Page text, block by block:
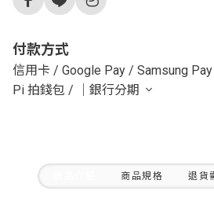
付款方式
信用卡 / Google Pay / Samsung Pay
Pi 拍錢包 / ｜銀行分期
商品規格 退貨